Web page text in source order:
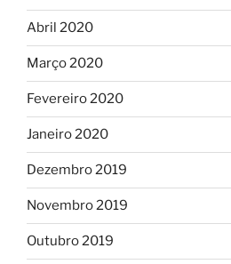
Abril 2020
Março 2020
Fevereiro 2020
Janeiro 2020
Dezembro 2019
Novembro 2019
Outubro 2019